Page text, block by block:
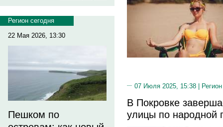
Регион сегодня
22 Мая 2026, 13:30
Пешком по
07 Июля 2025, 15:38 |
В Покровке
улицы по народной